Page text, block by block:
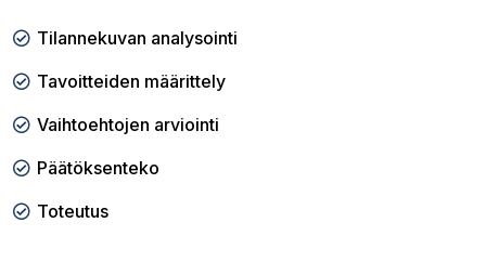
Tilannekuvan analysointi
Tavoitteiden määrittely
Vaihtoehtojen arviointi
Päätöksenteko
Toteutus